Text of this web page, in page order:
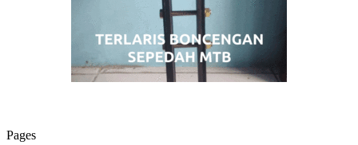
Pages